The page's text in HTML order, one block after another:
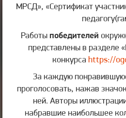
МРСД», «Сертификат
Работы победителей
представлены в разделе
конкурса https://
За каждую
проголосовать, нажав
ней. Авторы
набравшие наибольшее